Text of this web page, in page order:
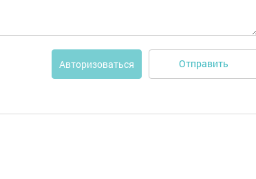
Авторизоваться Отправить